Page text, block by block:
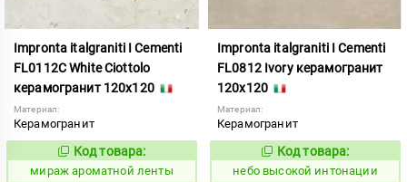
Impronta italgraniti I Cementi
FL0112C White Ciottolo
керамогранит 120x120
Материал:
Керамогранит
984668
Код товара:
мираж ароматной ленты
Impronta italgraniti I Cementi
FL0812 Ivory керамогранит
120x120
Материал:
Керамогранит
1111408
Код товара:
небо высокой интонации